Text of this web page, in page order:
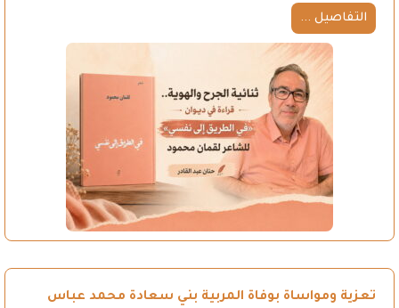
التفاصيل ...
تعزية ومواساة بوفاة المربية بني سعادة محمد عباس